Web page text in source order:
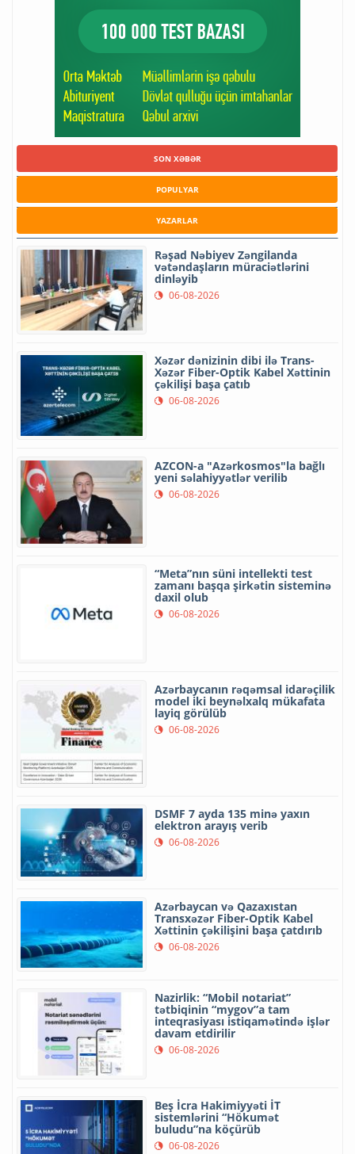
SON XƏBƏR
POPULYAR
YAZARLAR
Rəşad Nəbiyev Zəngilanda
vətəndaşların müraciətlərini
dinləyib
06-08-2026
Xəzər dənizinin dibi ilə Trans-
Xəzər Fiber-Optik Kabel Xəttinin
çəkilişi başa çatıb
06-08-2026
AZCON-a "Azərkosmos"la bağlı
yeni səlahiyyətlər verilib
06-08-2026
“Meta”nın süni intellekti test
zamanı başqa şirkətin sisteminə
daxil olub
06-08-2026
Azərbaycanın rəqəmsal idarəçilik
model iki beynəlxalq mükafata
layiq görülüb
06-08-2026
DSMF 7 ayda 135 minə yaxın
elektron arayış verib
06-08-2026
Azərbaycan və Qazaxıstan
Transxəzər Fiber-Optik Kabel
Xəttinin çəkilişini başa çatdırıb
06-08-2026
Nazirlik: “Mobil notariat”
tətbiqinin “mygov”a tam
inteqrasiyası istiqamətində işlər
davam etdirilir
06-08-2026
Beş İcra Hakimiyyəti İT
sistemlərini “Hökumət
buludu”na köçürüb
06-08-2026